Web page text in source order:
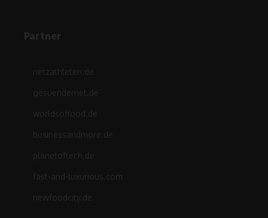
Partner
netzathleten.de
gesuendernet.de
worldsoffood.de
businessandmore.de
planetoftech.de
fast-and-luxurious.com
newfoodcity.de